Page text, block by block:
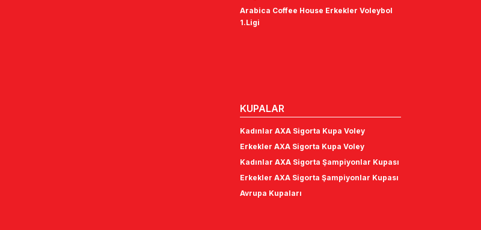
Arabica Coffee House Erkekler Voleybol
1.Ligi
KUPALAR
Kadınlar AXA Sigorta Kupa Voley
Erkekler AXA Sigorta Kupa Voley
Kadınlar AXA Sigorta Şampiyonlar Kupası
Erkekler AXA Sigorta Şampiyonlar Kupası
Avrupa Kupaları